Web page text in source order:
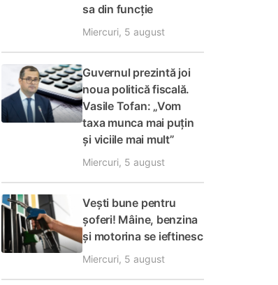
sa din funcție
Miercuri, 5 august
Guvernul prezintă joi
noua politică fiscală.
Vasile Tofan: „Vom
taxa munca mai puțin
și viciile mai mult”
Miercuri, 5 august
Vești bune pentru
șoferi! Mâine, benzina
și motorina se ieftinesc
Miercuri, 5 august